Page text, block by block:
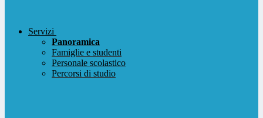
Servizi
Panoramica
Famiglie e studenti
Personale scolastico
Percorsi di studio